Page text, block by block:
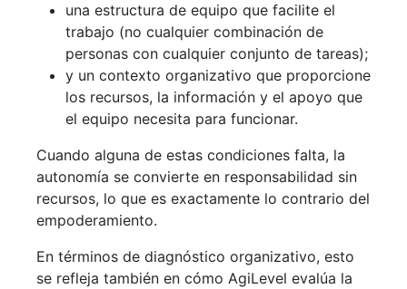
una estructura de equipo que facilite el
trabajo (no cualquier combinación de
personas con cualquier conjunto de tareas);
y un contexto organizativo que proporcione
los recursos, la información y el apoyo que
el equipo necesita para funcionar.
Cuando alguna de estas condiciones falta, la
autonomía se convierte en responsabilidad sin
recursos, lo que es exactamente lo contrario del
empoderamiento.
En términos de diagnóstico organizativo, esto
se refleja también en cómo AgiLevel evalúa la